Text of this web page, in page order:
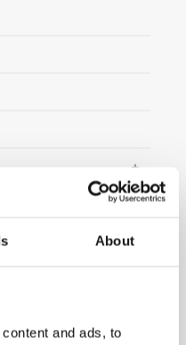
About
and ads, to